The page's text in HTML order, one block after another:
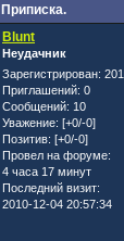
Приписка.
Blunt
Неудачник
Зарегистрирован:
Приглашений: 0
Сообщений: 10
Уважение: [+0/-0]
Позитив: [+0/-0]
Провел на форуме:
4 часа 17 минут
Последний визит:
2010-12-04 20:57:34